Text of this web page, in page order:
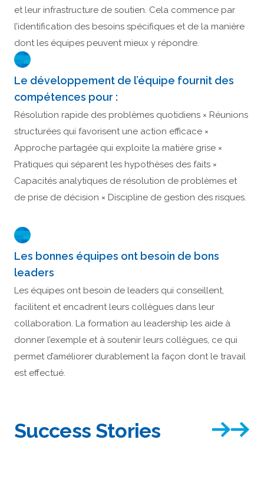
et leur infrastructure de soutien. Cela commence par
l’identification des besoins spécifiques et de la manière
dont les équipes peuvent mieux y répondre.
Le développement de l’équipe fournit des
compétences pour :
Résolution rapide des problèmes quotidiens × Réunions
structurées qui favorisent une action efficace ×
Approche partagée qui exploite la matière grise ×
Pratiques qui séparent les hypothèses des faits ×
Capacités analytiques de résolution de problèmes et
de prise de décision × Discipline de gestion des risques.
Les bonnes équipes ont besoin de bons
leaders
Les équipes ont besoin de leaders qui conseillent,
facilitent et encadrent leurs collègues dans leur
collaboration. La formation au leadership les aide à
donner l’exemple et à soutenir leurs collègues, ce qui
permet d’améliorer durablement la façon dont le travail
est effectué.
Success Stories